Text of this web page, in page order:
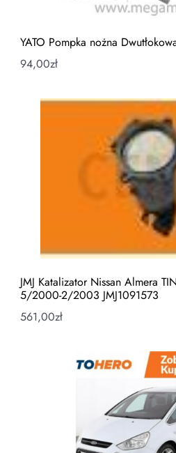
YATO Pompka nożna
94,00zł
JMJ Katalizator Nissan Almera
5/2000-2/2003 JMJ1091573
561,00zł